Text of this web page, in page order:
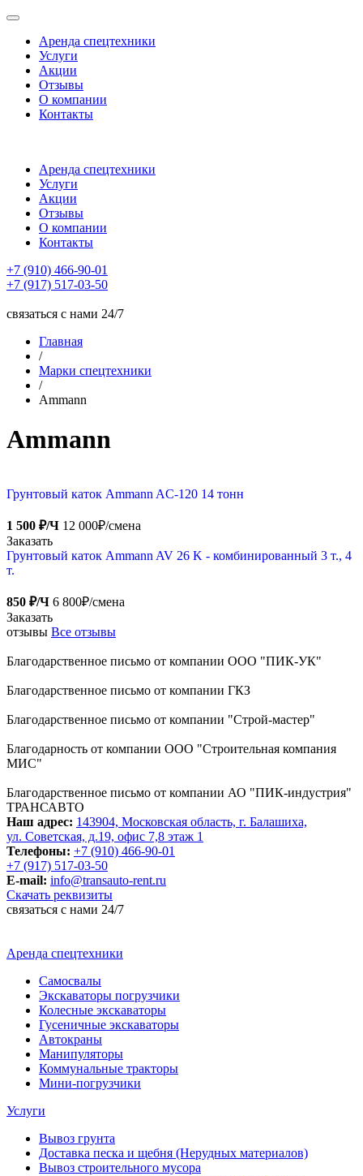
Аренда спецтехники
Услуги
Акции
Отзывы
О компании
Контакты
Аренда спецтехники
Услуги
Акции
Отзывы
О компании
Контакты
+7 (910) 466-90-01
+7 (917) 517-03-50
связаться с нами 24/7
Главная
/
Марки спецтехники
/
Ammann
Ammann
Грунтовый каток Ammann AC-120 14 тонн
1 500 ₽/Ч 12 000₽/смена
Заказать
Грунтовый каток Ammann AV 26 K - комбинированный 3 т., 4
т.
850 ₽/Ч 6 800₽/смена
Заказать
отзывы Все отзывы
Благодарственное письмо от компании ООО "ПИК-УК"
Благодарственное письмо от компании ГКЗ
Благодарственное письмо от компании "Строй-мастер"
Благодарность от компании ООО "Строительная компания
МИС"
Благодарственное письмо от компании АО "ПИК-индустрия"
ТРАНСАВТО
Наш адрес: 143904, Московская область, г. Балашиха,
ул. Советская, д.19, офис 7,8 этаж 1
Телефоны: +7 (910) 466-90-01
+7 (917) 517-03-50
E-mail: info@transauto-rent.ru
Скачать реквизиты
связаться с нами 24/7
Аренда спецтехники
Самосвалы
Экскаваторы погрузчики
Колесные экскаваторы
Гусеничные экскаваторы
Автокраны
Манипуляторы
Коммунальные тракторы
Мини-погрузчики
Услуги
Вывоз грунта
Доставка песка и щебня (Нерудных материалов)
Вывоз строительного мусора